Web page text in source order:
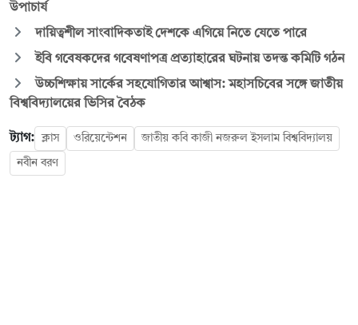
উপাচার্য
দায়িত্বশীল সাংবাদিকতাই দেশকে এগিয়ে নিতে যেতে পারে
ইবি গবেষকদের গবেষণাপত্র প্রত্যাহারের ঘটনায় তদন্ত কমিটি গঠন
উচ্চশিক্ষায় সার্কের সহযোগিতার আশ্বাস: মহাসচিবের সঙ্গে জাতীয়
বিশ্ববিদ্যালয়ের ভিসির বৈঠক
ট্যাগ: ক্লাস ওরিয়েন্টেশন জাতীয় কবি কাজী নজরুল ইসলাম বিশ্ববিদ্যালয়
নবীন বরণ